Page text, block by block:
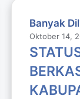
Banyak
Oktober 14,